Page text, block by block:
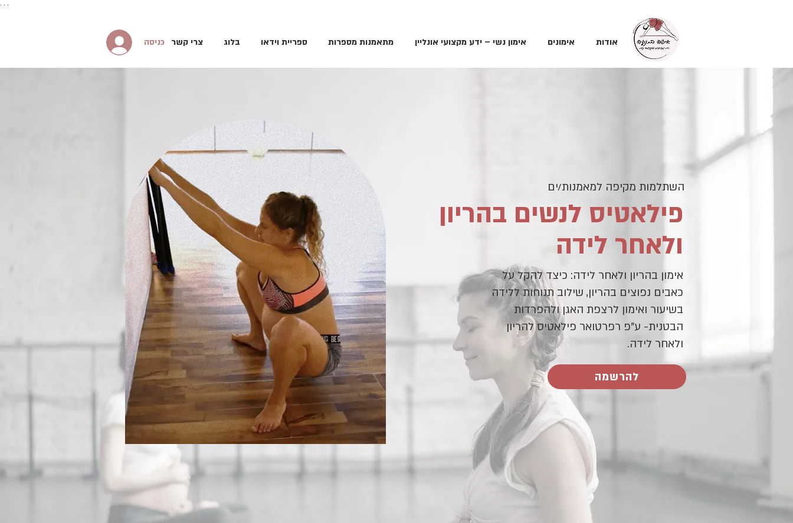
כניסה אודות אימונים אימון נשי – ידע מקצועי אונליין מתאמנות מספרות ספריית וידאו בלוג צרי קשר
השתלמות מקיפה למאמנות/ים
פילאטיס לנשים בהריון
ולאחר לידה
אימון בהריון ולאחר לידה: כיצד להקל על
כאבים נפוצים בהריון, שילוב תנוחות ללידה
בשיעור ואימון לרצפת האגן ולהפרדות
הבטנית- ע"פ רפרטואר פילאטיס להריון
ולאחר לידה.
להרשמה